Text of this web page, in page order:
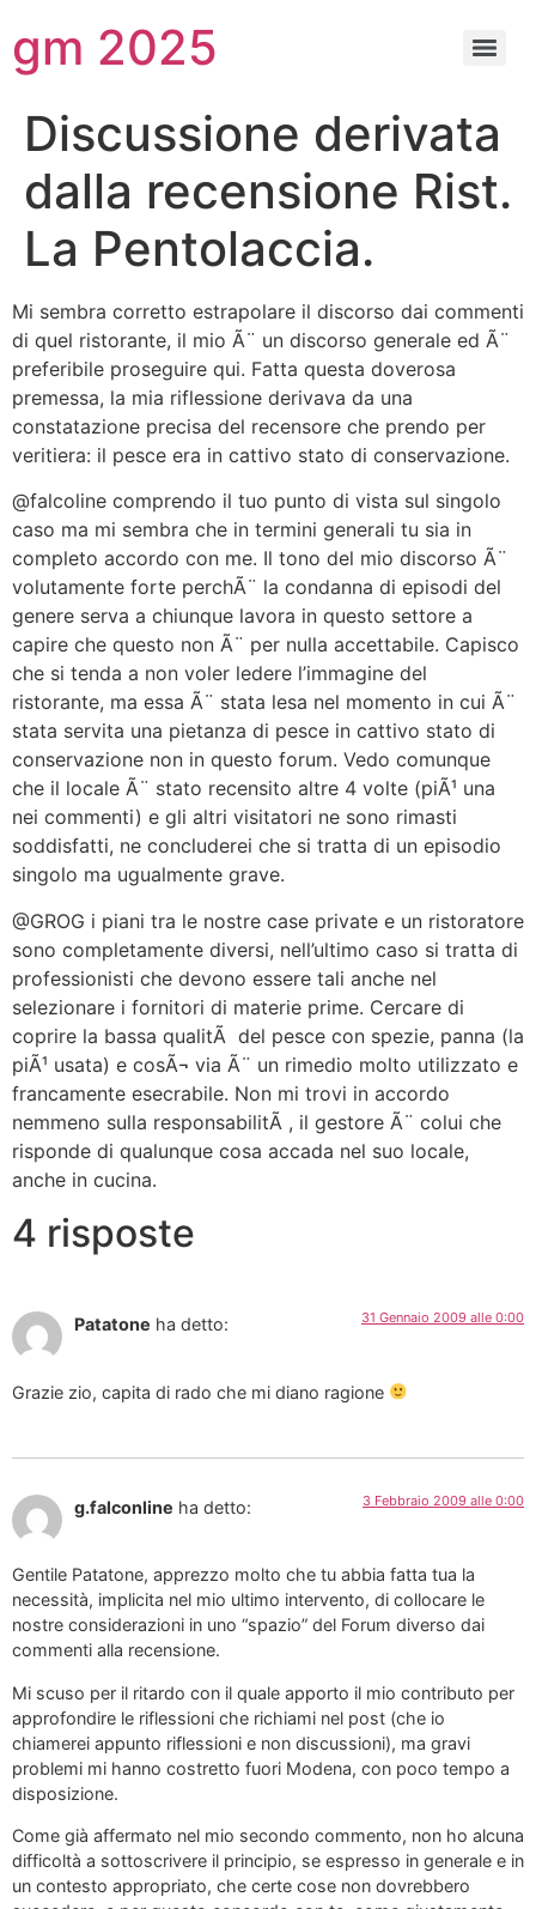
gm 2025
Discussione derivata
dalla recensione Rist.
La Pentolaccia.
Mi sembra corretto estrapolare il discorso dai commenti
di quel ristorante, il mio Ã¨ un discorso generale ed Ã¨
preferibile proseguire qui. Fatta questa doverosa
premessa, la mia riflessione derivava da una
constatazione precisa del recensore che prendo per
veritiera: il pesce era in cattivo stato di conservazione.
@falcoline comprendo il tuo punto di vista sul singolo
caso ma mi sembra che in termini generali tu sia in
completo accordo con me. Il tono del mio discorso Ã¨
volutamente forte perchÃ¨ la condanna di episodi del
genere serva a chiunque lavora in questo settore a
capire che questo non Ã¨ per nulla accettabile. Capisco
che si tenda a non voler ledere l’immagine del
ristorante, ma essa Ã¨ stata lesa nel momento in cui Ã¨
stata servita una pietanza di pesce in cattivo stato di
conservazione non in questo forum. Vedo comunque
che il locale Ã¨ stato recensito altre 4 volte (piÃ¹ una
nei commenti) e gli altri visitatori ne sono rimasti
soddisfatti, ne concluderei che si tratta di un episodio
singolo ma ugualmente grave.
@GROG i piani tra le nostre case private e un ristoratore
sono completamente diversi, nell’ultimo caso si tratta di
professionisti che devono essere tali anche nel
selezionare i fornitori di materie prime. Cercare di
coprire la bassa qualitÃ del pesce con spezie, panna (la
piÃ¹ usata) e cosÃ¬ via Ã¨ un rimedio molto utilizzato e
francamente esecrabile. Non mi trovi in accordo
nemmeno sulla responsabilitÃ , il gestore Ã¨ colui che
risponde di qualunque cosa accada nel suo locale,
anche in cucina.
4 risposte
Patatone ha detto: 31 Gennaio 2009 alle 0:00
Grazie zio, capita di rado che mi diano ragione
g.falconline ha detto: 3 Febbraio 2009 alle 0:00
Gentile Patatone, apprezzo molto che tu abbia fatta tua la
necessità, implicita nel mio ultimo intervento, di collocare le
nostre considerazioni in uno “spazio” del Forum diverso dai
commenti alla recensione.
Mi scuso per il ritardo con il quale apporto il mio contributo per
approfondire le riflessioni che richiami nel post (che io
chiamerei appunto riflessioni e non discussioni), ma gravi
problemi mi hanno costretto fuori Modena, con poco tempo a
disposizione.
Come già affermato nel mio secondo commento, non ho alcuna
difficoltà a sottoscrivere il principio, se espresso in generale e in
un contesto appropriato, che certe cose non dovrebbero